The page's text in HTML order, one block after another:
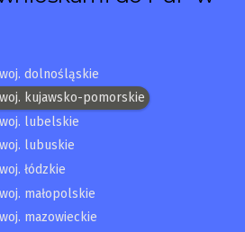
dolnośląskie
kujawsko-pomorskie
lubelskie
lubuskie
łódzkie
małopolskie
mazowieckie